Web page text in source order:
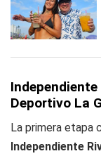
Deportivo La
La primera etapa
Independiente